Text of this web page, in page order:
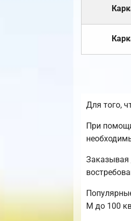
Для того,
При
Заказывая
М до 100